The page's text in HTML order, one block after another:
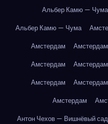
Альбер Камю — Чума
Альбер Камю — Чума
Амстердам
Амстердам
Амстердам
Амстердам
Амстердам
Амстердам
Амстердам
Антон Чехов — Вишнёвый сад